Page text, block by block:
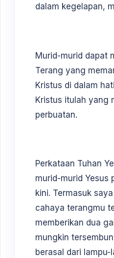
dalam kegelapan,
Murid-murid dapat
Terang yang
Kristus di dalam
Kristus itulah yang
perbuatan.
Perkataan Tuhan
murid-murid Yesus
kini. Termasuk
cahaya terangmu
memberikan dua
mungkin
berasal dari